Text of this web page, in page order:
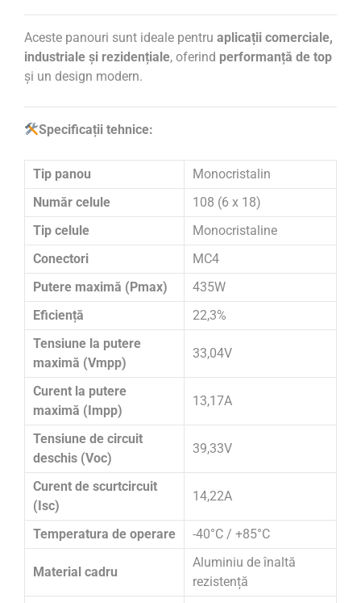
Aceste panouri sunt ideale pentru aplicații comerciale,
industriale și rezidențiale, oferind performanță de top
și un design modern.
Specificații tehnice:
Tip panou
Monocristalin
Număr celule
108 (6 x 18)
Tip celule
Monocristaline
Conectori
MC4
Putere maximă (Pmax)
435W
Eficiență
22,3%
Tensiune la putere
maximă (Vmpp)
33,04V
Curent la putere
maximă (Impp)
13,17A
Tensiune de circuit
deschis (Voc)
39,33V
Curent de scurtcircuit
(Isc)
14,22A
Temperatura de operare -40°C / +85°C
Material cadru
Aluminiu de înaltă
rezistență